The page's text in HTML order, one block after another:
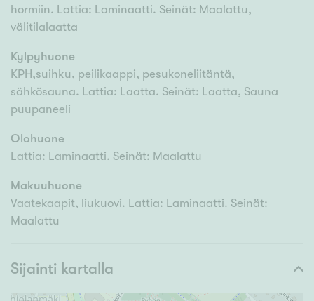
hormiin. Lattia: Laminaatti. Seinät: Maalattu,
välitilalaatta
Kylpyhuone
KPH,suihku, peilikaappi, pesukoneliitäntä,
sähkösauna. Lattia: Laatta. Seinät: Laatta, Sauna
puupaneeli
Olohuone
Lattia: Laminaatti. Seinät: Maalattu
Makuuhuone
Vaatekaapit, liukuovi. Lattia: Laminaatti. Seinät:
Maalattu
Sijainti kartalla